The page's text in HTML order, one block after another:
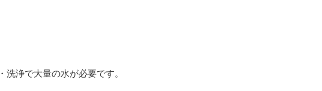
洗浄で大量の水が必要です。